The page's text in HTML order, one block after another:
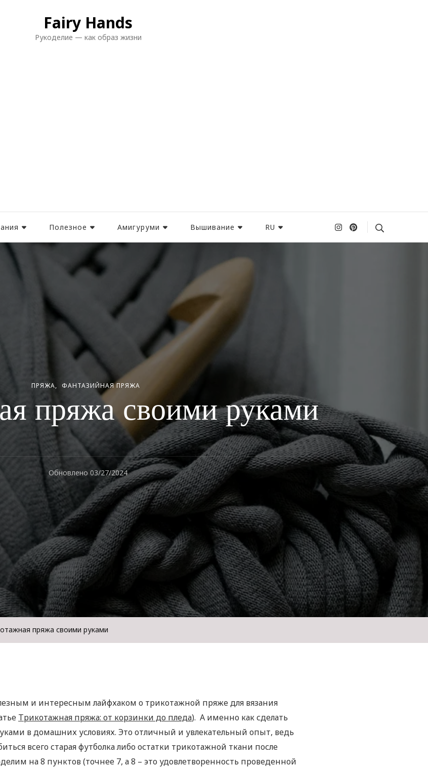
Fairy Hands
Рукоделие — как образ жизни
Полезное Амигуруми Вышивание RU
ПРЯЖА ФАНТАЗИЙНАЯ ПРЯЖА
пряжа своими руками
Обновлено 03/27/2024
пряжа своими руками
и интересным лайфхаком о трикотажной пряже для вязания
Трикотажная пряжа: от корзинки до пледа). А именно как сделать
в домашних условиях. Это отличный и увлекательный опыт, ведь
всего старая футболка либо остатки трикотажной ткани после
на 8 пунктов (точнее 7, а 8 – это удовлетворенность проведенной